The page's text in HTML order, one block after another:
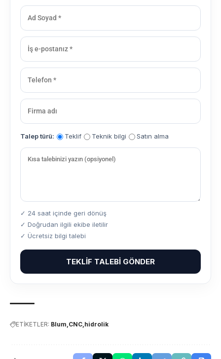
Talep türü: Teklif Teknik bilgi Satın alma
✓ 24 saat içinde geri dönüş
✓ Doğrudan ilgili ekibe iletilir
✓ Ücretsiz bilgi talebi
TEKLIF TALEBI GÖNDER
ETİKETLER: Blum CNC hidrolik